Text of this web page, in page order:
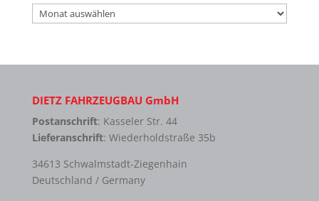
Archiv
DIETZ FAHRZEUGBAU GmbH
Postanschrift: Kasseler Str. 44
Lieferanschrift: Wiederholdstraße 35b
34613 Schwalmstadt-Ziegenhain
Deutschland / Germany